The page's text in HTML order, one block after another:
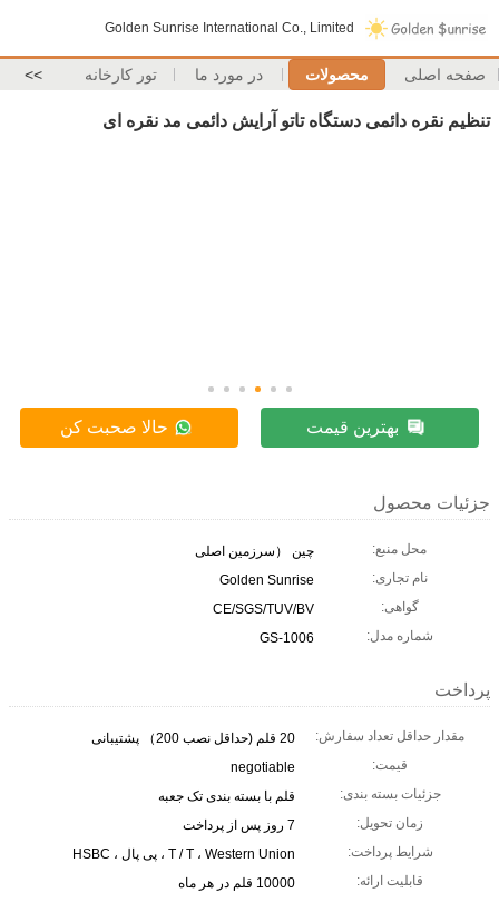
Golden Sunrise International Co., Limited
صفحه اصلی محصولات در مورد ما تور کارخانه >>
تنظیم نقره دائمی دستگاه تاتو آرایش دائمی مد نقره ای
بهترین قیمت حالا صحبت کن
جزئیات محصول
محل منبع:
چین （سرزمین اصلی
نام تجاری:
Golden Sunrise
گواهی:
CE/SGS/TUV/BV
شماره مدل:
GS-1006
پرداخت
مقدار حداقل تعداد سفارش:
20 قلم (حداقل نصب 200） پشتیبانی
قیمت:
negotiable
جزئیات بسته بندی:
قلم با بسته بندی تک جعبه
زمان تحویل:
7 روز پس از پرداخت
شرایط پرداخت:
T / T ، Western Union ، پی پال ، HSBC
قابلیت ارائه:
10000 قلم در هر ماه